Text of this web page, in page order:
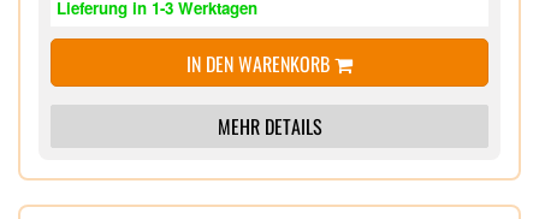
Lieferung in 1-3 Werktagen
IN DEN WARENKORB
MEHR DETAILS